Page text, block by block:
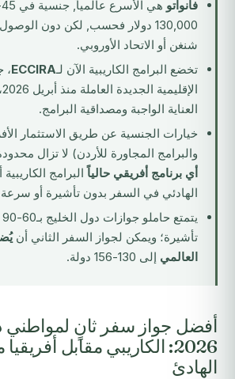
فانواتو
130,000 دولار فحسب, لكن دون
شنغن أو الاتحاد الأوروبي.
تخضع البرامج الكاريبية الآن لـECCIRA،
العناية الواجبة ومصداقية البرامج.
خيارات الجنسية عن طريق الاستثمار
والبرامج المجاورة للأردن) لا تزال
أي برنامج أفريقي حالياًالبرامج
الهادئي في السفر بدون تأشيرة أو سرعة
تأشيرة؛ ويمكن لجواز السفر الثاني أن
العالمي إلى 130-156 دولة.
أفضل جواز سفر ثانٍ لمواطني
2026: الكاريبي مقابل
الهادئ